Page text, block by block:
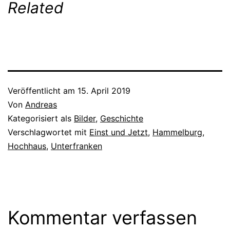
Related
Veröffentlicht am 15. April 2019
Von Andreas
Kategorisiert als Bilder, Geschichte
Verschlagwortet mit Einst und Jetzt, Hammelburg,
Hochhaus, Unterfranken
Kommentar verfassen